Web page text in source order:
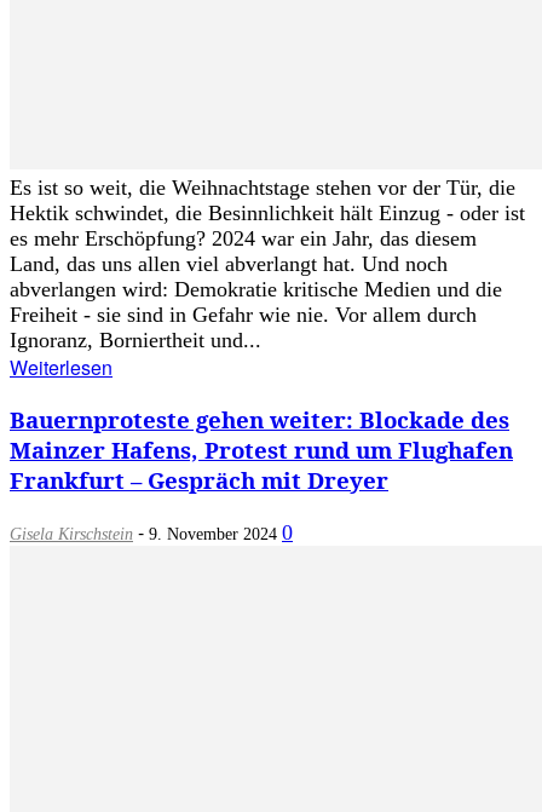
Es ist so weit, die Weihnachtstage stehen vor der Tür, die
Hektik schwindet, die Besinnlichkeit hält Einzug - oder ist
es mehr Erschöpfung? 2024 war ein Jahr, das diesem
Land, das uns allen viel abverlangt hat. Und noch
abverlangen wird: Demokratie kritische Medien und die
Freiheit - sie sind in Gefahr wie nie. Vor allem durch
Ignoranz, Borniertheit und...
Weiterlesen
Bauernproteste gehen weiter: Blockade des
Mainzer Hafens, Protest rund um Flughafen
Frankfurt – Gespräch mit Dreyer
Gisela Kirschstein - 9. November 2024 0